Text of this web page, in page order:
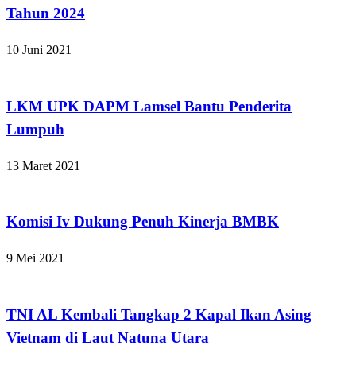
Tahun 2024
10 Juni 2021
LKM UPK DAPM Lamsel Bantu Penderita
Lumpuh
13 Maret 2021
Komisi Iv Dukung Penuh Kinerja BMBK
9 Mei 2021
TNI AL Kembali Tangkap 2 Kapal Ikan Asing
Vietnam di Laut Natuna Utara